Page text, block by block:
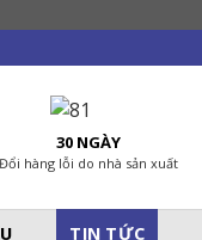
30 NGÀY
Đổi hàng lỗi do nhà sản xuất
TIN TỨC